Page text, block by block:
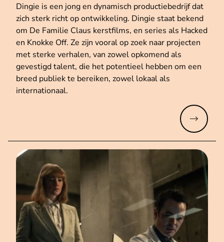
Dingie is een jong en dynamisch productiebedrijf dat
zich sterk richt op ontwikkeling. Dingie staat bekend
om De Familie Claus kerstfilms, en series als Hacked
en Knokke Off. Ze zijn vooral op zoek naar projecten
met sterke verhalen, van zowel opkomend als
gevestigd talent, die het potentieel hebben om een
breed publiek te bereiken, zowel lokaal als
internationaal.
Meer